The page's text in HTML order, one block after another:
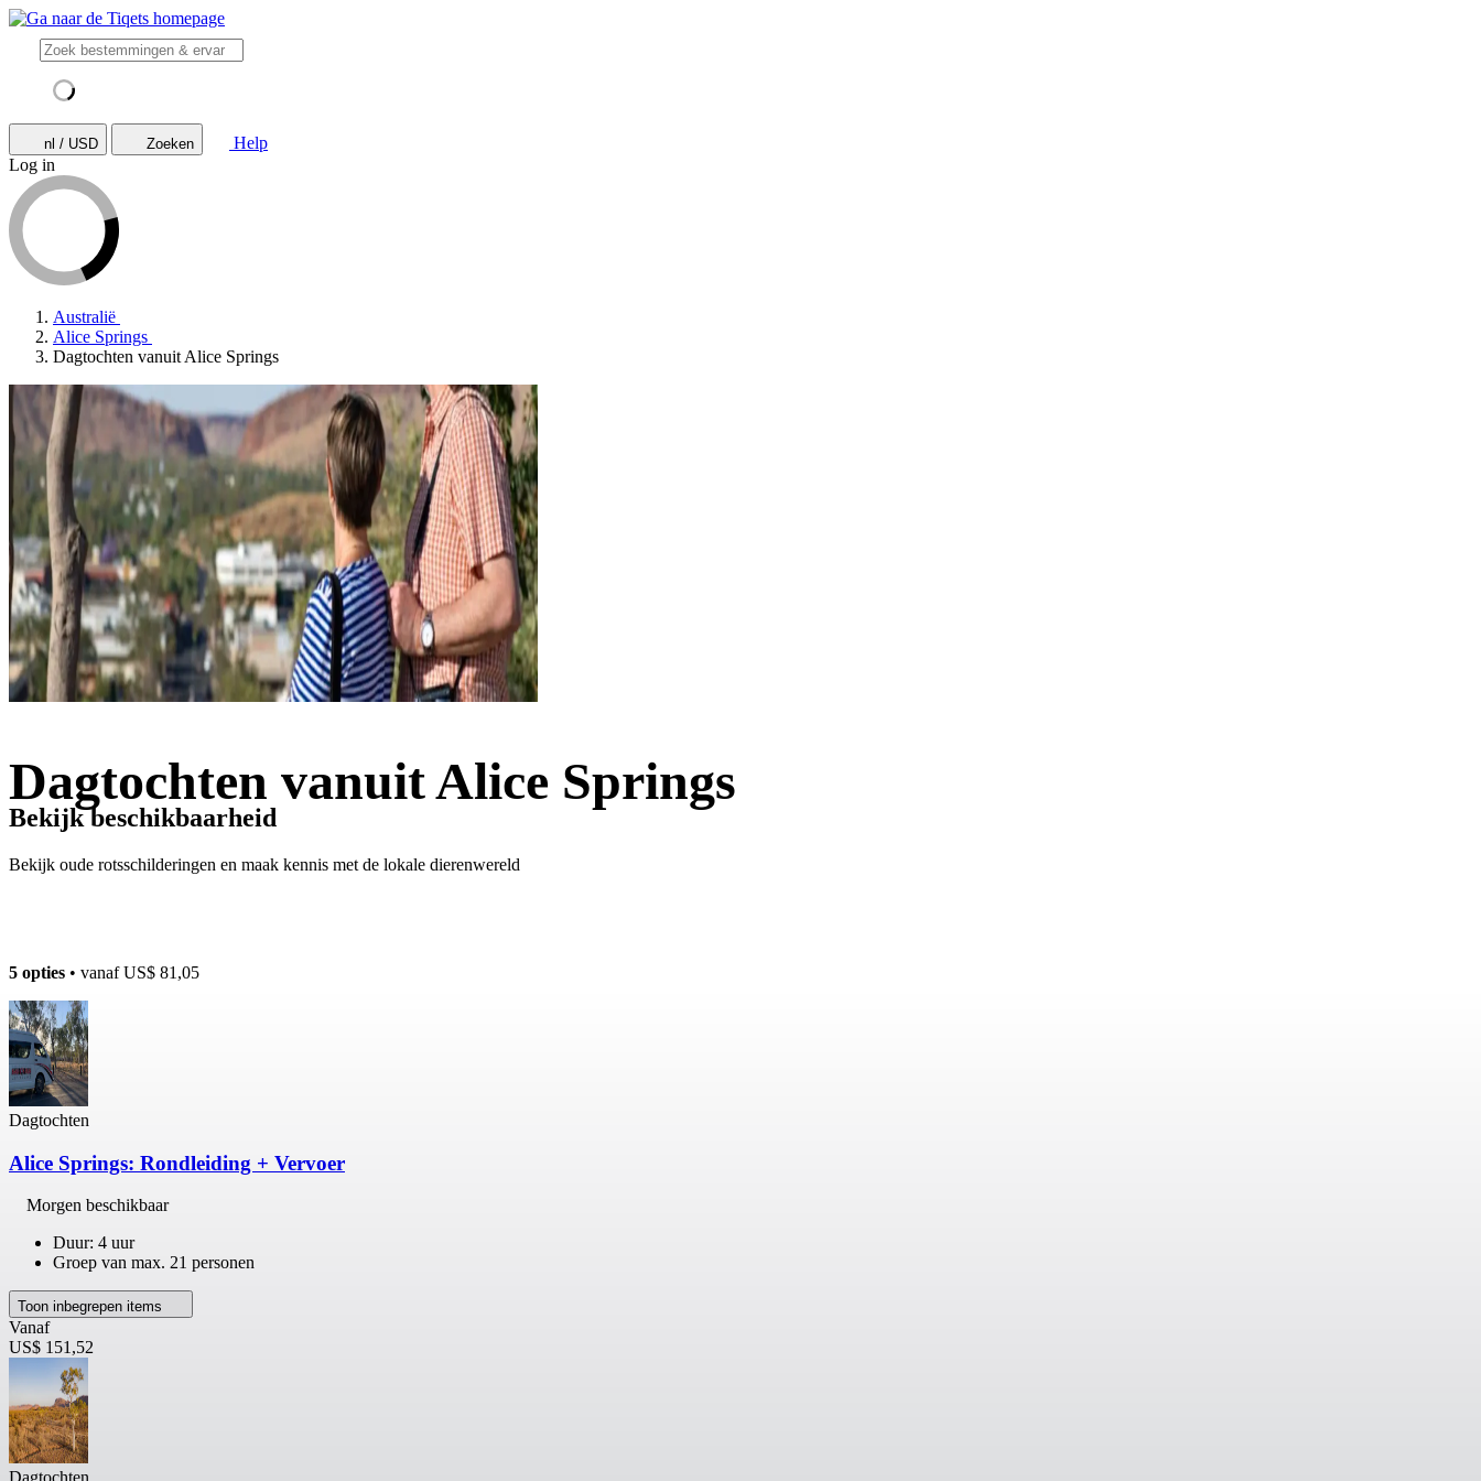
nl / USD Zoeken
Help
Log in
Australië
Alice Springs
Dagtochten vanuit Alice Springs
Dagtochten vanuit Alice Springs
Bekijk oude rotsschilderingen en maak kennis met de lokale dierenwereld
Bekijk beschikbaarheid
5 opties • vanafUS$ 81,05
Dagtochten
Alice Springs: Rondleiding + Vervoer
Morgen beschikbaar
Duur: 4 uur
Groep van max. 21 personen
Toon inbegrepen items
Vanaf
US$ 151,52